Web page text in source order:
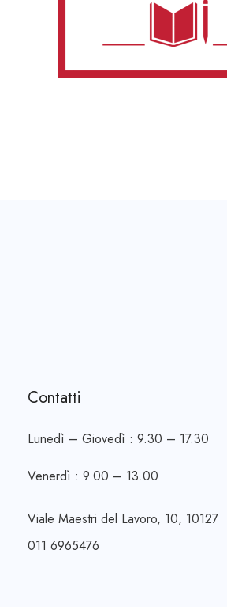
Contatti
Lunedì – Giovedì : 9.30 – 17.30
Venerdì : 9.00 – 13.00
Viale Maestri del Lavoro, 10, 10127
011 6965476